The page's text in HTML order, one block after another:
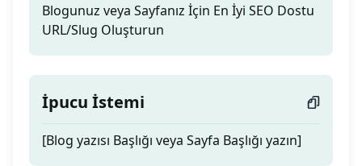
Blogunuz veya Sayfanız İçin En İyi SEO Dostu
URL/Slug Oluşturun
İpucu İstemi
[Blog yazısı Başlığı veya Sayfa Başlığı yazın]